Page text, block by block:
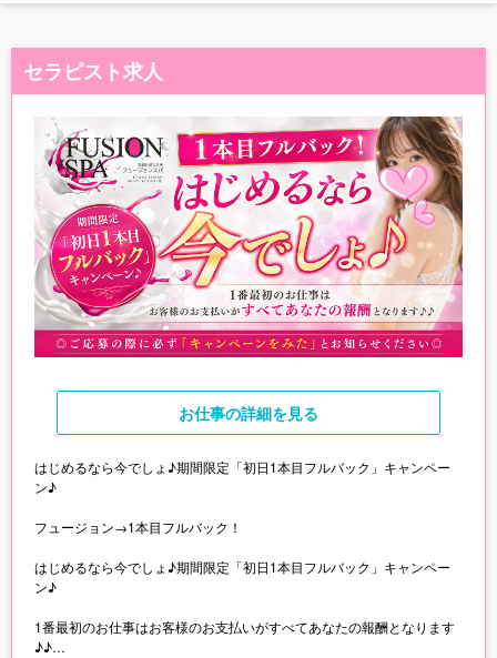
セラピスト求人
お仕事の詳細を見る
はじめるなら今でしょ♪期間限定「初日1本目フルバック」キャンペー
ン♪
フュージョン→1本目フルバック！
はじめるなら今でしょ♪期間限定「初日1本目フルバック」キャンペー
ン♪
1番最初のお仕事はお客様のお支払いがすべてあなたの報酬となります
♪♪